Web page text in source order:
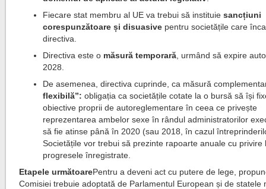
Fiecare stat membru al UE va trebui să instituiesancțiuni
corespunzătoare și disuasive pentru societățile care
directiva.
Directiva este o măsură temporară , urmând să expire
2028.
De asemenea, directiva cuprinde, ca măsură
flexibilă”:obligația ca societățile cotate la o bursă să își
obiective proprii de autoreglementare în ceea ce privește
reprezentarea ambelor sexe în rândul administratorilor
să fie atinse până în 2020 (sau 2018, în cazul
Societățile vor trebui să prezinte rapoarte anuale cu privire
progresele înregistrate.
Etapele următoarePentru a deveni act cu putere de lege,
Comisiei trebuie adoptată de Parlamentul European și de statele